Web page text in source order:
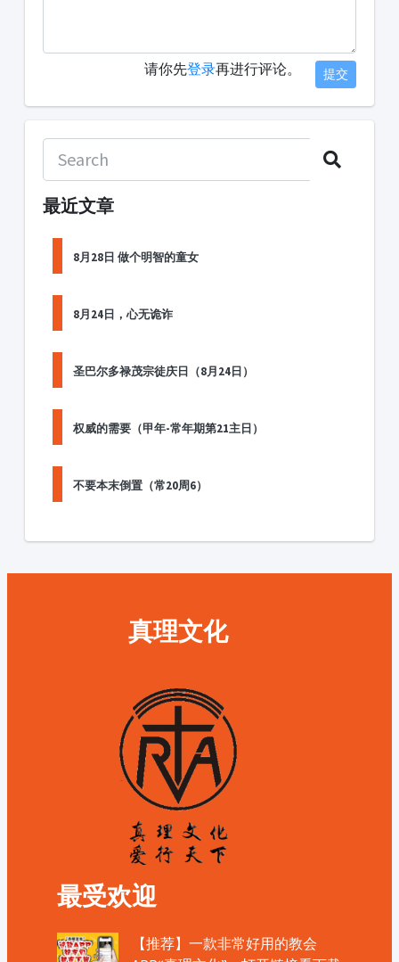
请你先登录再进行评论。 提交
最近文章
8月28日 做个明智的童女
8月24日，心无诡诈
圣巴尔多禄茂宗徒庆日（8月24日）
权威的需要（甲年-常年期第21主日）
不要本末倒置（常20周6）
真理文化
最受欢迎
【推荐】一款非常好用的教会